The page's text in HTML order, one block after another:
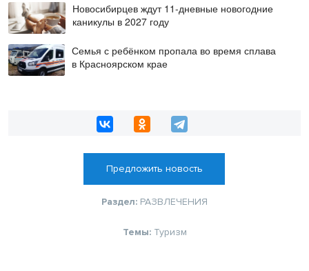
Новосибирцев ждут 11-дневные новогодние
каникулы в 2027 году
Семья с ребёнком пропала во время сплава
в Красноярском крае
Предложить новость
Раздел: РАЗВЛЕЧЕНИЯ
Темы: Туризм